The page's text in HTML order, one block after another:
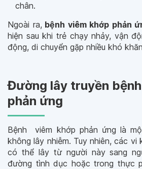
chân.
Ngoài ra,bệnh viêm khớp phản
hiện sau khi trẻ chạy nhảy, vận
động, di chuyển gặp nhiều khó
Đường lây truyền
phản ứng
Bệnh viêm khớp phản ứng là
không lây nhiễm. Tuy nhiên, các vi
có thể lây từ người này sang
đường tình dục hoặc trong thực